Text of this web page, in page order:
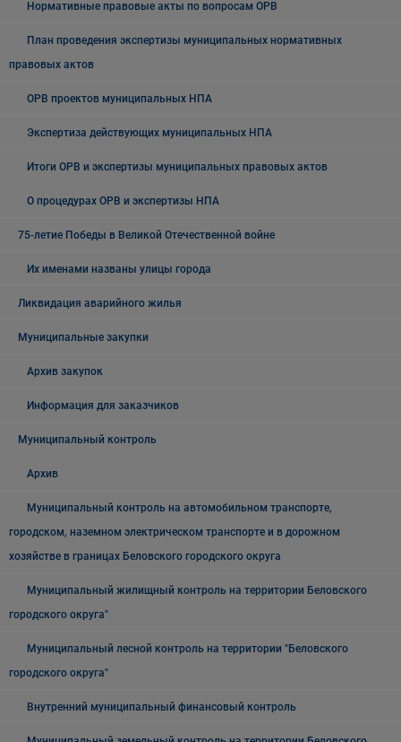
Нормативные правовые акты по вопросам ОРВ
План проведения экспертизы муниципальных нормативных
правовых актов
ОРВ проектов муниципальных НПА
Экспертиза действующих муниципальных НПА
Итоги ОРВ и экспертизы муниципальных правовых актов
О процедурах ОРВ и экспертизы НПА
75-летие Победы в Великой Отечественной войне
Их именами названы улицы города
Ликвидация аварийного жилья
Муниципальные закупки
Архив закупок
Информация для заказчиков
Муниципальный контроль
Архив
Муниципальный контроль на автомобильном транспорте,
городском, наземном электрическом транспорте и в дорожном
хозяйстве в границах Беловского городского округа
Муниципальный жилищный контроль на территории Беловского
городского округа"
Муниципальный лесной контроль на территории "Беловского
городского округа"
Внутренний муниципальный финансовый контроль